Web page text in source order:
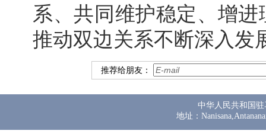
系、共同维护稳定、增
推动双边关系不断深入发
推荐给朋友：
中华人民共和国
地址：